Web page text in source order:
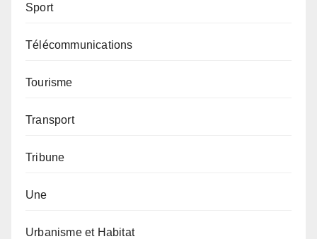
Sport
Télécommunications
Tourisme
Transport
Tribune
Une
Urbanisme et Habitat